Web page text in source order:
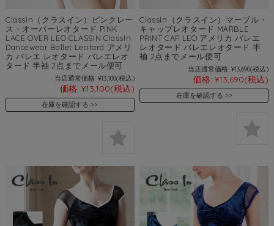
ClassIn（クラスイン）ピンクレー
ス・オーバーレオタード PINK
LACE OVER LEO CLASSIN ClassIn
Dancewear Ballet Leotard アメリ
カ バレエ レオタード バレエレオ
タード 半袖 2点までメール便可
当店通常価格: ¥13,100(税込)
価格: ¥13,100(税込)
在庫を確認する
ClassIn（クラスイン）マーブル・
キャップレオタード MARBLE
PRINT CAP LEO アメリカ バレエ
レオタード バレエレオタード 半
袖 2点までメール便可
当店通常価格: ¥13,690(税込)
価格: ¥13,690(税込)
在庫を確認する